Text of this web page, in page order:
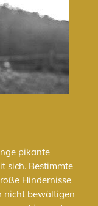
pikante
sich. Bestimmte
Hindernisse
nicht bewältigen